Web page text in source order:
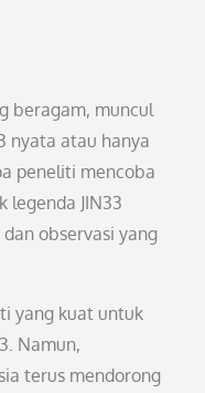
beragam, muncul
nyata atau hanya
peneliti mencoba
legenda JIN33
observasi yang
yang kuat untuk
Namun,
terus mendorong